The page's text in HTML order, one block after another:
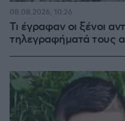
Τι έγραφαν οι ξένοι
τηλεγραφήματά τους
08.08.2026, 10:26